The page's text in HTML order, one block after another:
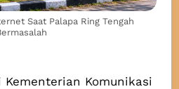
Saat Palapa Ring Tengah
Komunikasi